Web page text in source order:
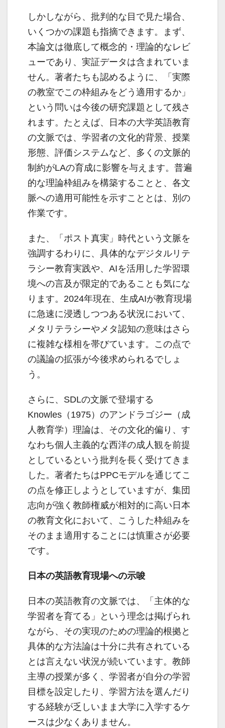
しかしながら、批判的な目で見た場合、
いくつかの課題も指摘できます。まず、
本論文は徹底して概念的・理論的なレビ
ューであり、実証データは含まれていま
せん。著者たちも認めるように、「実際
の教室でこの枠組みをどう適用するか」
という問いは今後の研究課題として残さ
れます。たとえば、日本の大学英語教育
の文脈では、学習者の文化的背景、授業
形態、評価システムなど、多くの文脈的
制約がLAの育成に影響を与えます。普遍
的な理論枠組みを構築することと、各文
脈への適用可能性を示すこととは、別の
作業です。
また、「ポスト真実」時代という文脈を
強調するわりに、具体的なデジタルリテ
ラシー教育実践や、AIを活用した学習環
境への言及が限定的であることも気にな
ります。2024年現在、生成AIが教育現場
に急速に浸透しつつある状況において、
メタリテラシーやメタ認知の意味はさら
に複雑な様相を帯びています。この点で
の議論の拡張が今後求められるでしょ
う。
さらに、SDLの文脈で登場する
Knowles（1975）のアンドラゴジー（成
人教育学）理論は、その文化的偏り、す
なわち個人主義的な西洋の成人観を前提
としているという批判を長く受けてきま
した。著者たちはPPCモデルを通じてこ
の点を修正しようとしていますが、集団
志向が強く教師権威が相対的に高い日本
の教育文化において、こうした枠組みを
そのまま適用することには慎重さが必要
です。
日本の英語教育現場への示唆
日本の英語教育の文脈では、「主体的な
学習者を育てる」という理念は掲げられ
ながら、その実現のための理論的根拠と
具体的な方法論は十分に共有されている
とは言えない状況が続いています。教師
主導の授業が多く、学習者が自分の学習
目標を設定したり、学習方法を選んだり
する経験が乏しいまま大学に入学するケ
ースは少なくありません。